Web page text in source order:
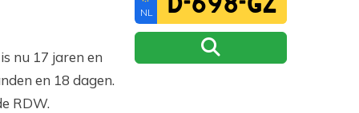
nu 17 jaren en
en 18 dagen.
RDW.
NL